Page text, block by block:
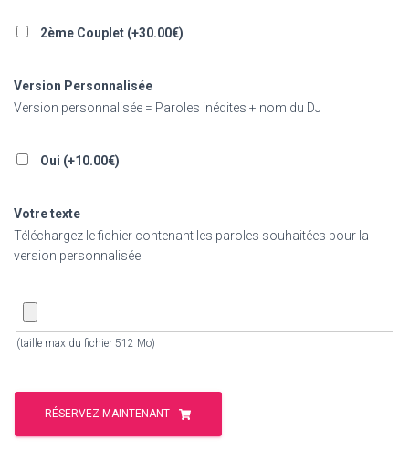
2ème Couplet (+30.00€)
Version Personnalisée
Version personnalisée = Paroles inédites + nom du DJ
Oui (+10.00€)
Votre texte
Téléchargez le fichier contenant les paroles souhaitées pour la
version personnalisée
(taille max du fichier 512 Mo)
RÉSERVEZ MAINTENANT